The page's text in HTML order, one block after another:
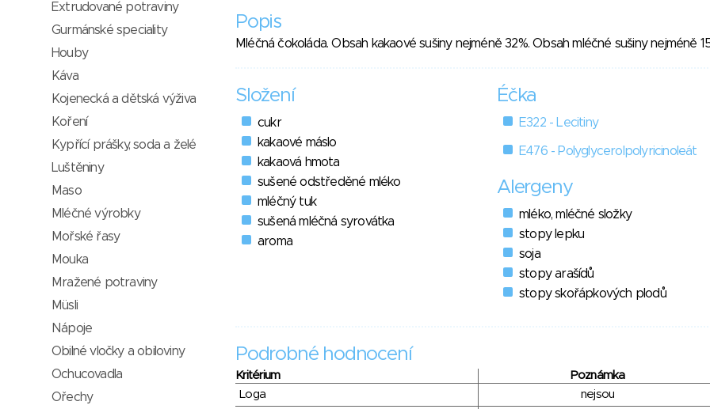
Popis
Mléčná čokoláda. Obsah kakaové sušiny nejméně 32%. Obsah mléčné sušiny nejméně
Složení
cukr
kakaové máslo
kakaová hmota
sušené odstředěné mléko
mléčný tuk
sušená mléčná syrovátka
aroma
Éčka
E322 - Lecitiny
E476 - Polyglycerolpolyricinoleát
Alergeny
mléko, mléčné složky
stopy lepku
soja
stopy arašídů
stopy skořápkových plodů
Podrobné hodnocení
Kritérium Poznámka
Loga
nejsou
Extrudované potraviny
Gurmánské speciality
Houby
Káva
Kojenecká a dětská výživa
Koření
Kypřící prášky, soda a želé
Luštěniny
Maso
Mléčné výrobky
Mořské řasy
Mouka
Mražené potraviny
Müsli
Nápoje
Obilné vločky a obiloviny
Ochucovadla
Ořechy